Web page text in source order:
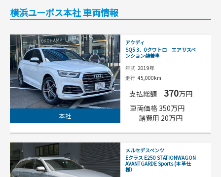
横浜ユーポス本社 車両情報
本社
アウディ
SQ5 3．0クワトロ エアサスペ
ンション装着車
年式 2019年
走行 45,000km
支払総額 370万円
車両価格 350万円
諸費用 20万円
メルセデスベンツ
Eクラス E250 STATIONWAGON
AVANTGARDE Sports (本革仕
様）